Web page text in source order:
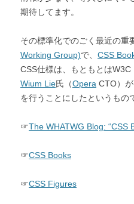
期待してます。
その標準化でのごく最近の重
Working Group)で、 CSS
CSS仕様は、もともとはW3C
Wium Lie氏（Opera CTO）
を行うことにしたというもの
☞The WHATWG Blog: “CSS
☞CSS Books
☞CSS Figures